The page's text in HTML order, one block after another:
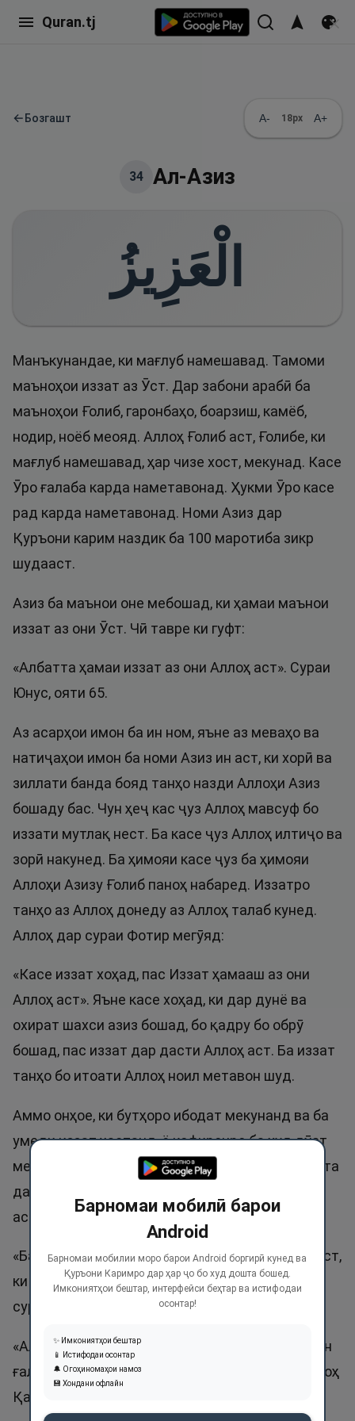
Quran.tj
←Бозгашт A- 18px A+
34 Ал-Азиз
الْعَزِيزُ
Манъкунандае, ки мағлуб намешавад. Тамоми
маъноҳои иззат аз Ӯст. Дар забони арабӣ ба
маъноҳои Ғолиб, гаронбаҳо, боарзиш, камёб,
нодир, ноёб меояд. Аллоҳ Ғолиб аст, Ғолибе, ки
мағлуб намешавад, ҳар чизе хост, мекунад. Касе
Ӯро ғалаба карда наметавонад. Ҳукми Ӯро касе
рад карда наметавонад. Номи Азиз дар
Қуръони карим наздик ба 100 маротиба зикр
шудааст.
Азиз ба маънои оне мебошад, ки ҳамаи маънои
иззат аз они Ӯст. Чӣ тавре ки гуфт:
«Албатта ҳамаи иззат аз они Аллоҳ аст». Сураи
Юнус, ояти 65.
Аз асарҳои имон ба ин ном, яъне аз меваҳо ва
натиҷаҳои имон ба номи Азиз ин аст, ки хорӣ ва
зиллати банда бояд танҳо назди Аллоҳи Азиз
бошаду бас. Чун ҳеҷ кас ҷуз Аллоҳ мавсуф бо
иззати мутлақ нест. Ба касе ҷуз Аллоҳ илтиҷо ва
зорӣ накунед. Ба ҳимояи касе ҷуз ба ҳимояи
Аллоҳи Азизу Ғолиб паноҳ набаред. Иззатро
танҳо аз Аллоҳ донеду аз Аллоҳ талаб кунед.
Аллоҳ дар сураи Фотир мегӯяд:
«Касе иззат хоҳад, пас Иззат ҳамааш аз они
Аллоҳ аст». Яъне касе хоҳад, ки дар дунё ва
охират шахси азиз бошад, бо қадру бо обрӯ
бошад, пас иззат дар дасти Аллоҳ аст. Ба иззат
танҳо бо итоати Аллоҳ ноил метавон шуд.
Аммо онҳое, ки бутҳоро ибодат мекунанд ва ба
умеди иззат ҳастанд, ё кофиронро ба худ дӯст
мегиранд ва иззатро аз онҳо медонанд, албатта
дар гумроҳӣ ҳастанд. Иззат ғалаба ва қувват
аст. Имоми Қуртубӣ гуфт:
«Барои ҳар бандаи мукаллаф донистан фарз аст,
ки Аллоҳ Ғолиби мутлақ аст. Аллоҳ таоло дар
сураи Муҷодала гуфт:
«Аллоҳ ҳатмӣ ва зарурӣ гардонид: Албатта ман
ғалаба мекунам ва паёмбаронам, албатта Аллоҳ
Қавию Азиз аст».
Барномаи мобилӣ барои
Android
Барномаи мобилии моро барои Android боргирӣ кунед ва
Қуръони Каримро дар ҳар ҷо бо худ дошта бошед.
Имкониятҳои бештар, интерфейси беҳтар ва истифодаи
осонтар!
✨ Имкониятҳои бештар
📱 Истифодаи осонтар
🔔 Огоҳиномаҳои намоз
💾 Хондани офлайн